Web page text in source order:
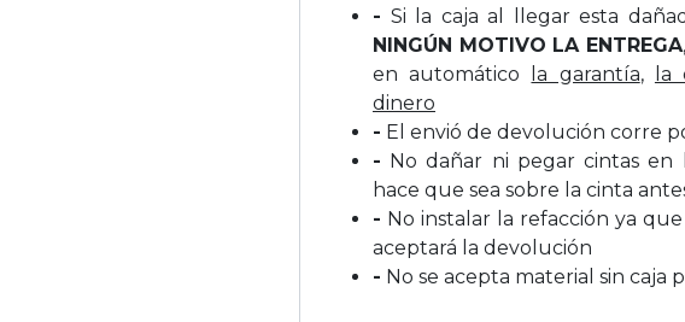
- Si la caja al llegar esta
NINGÚN MOTIVO LA ENTREGA
en automático
la garantía, la
dinero
- El envió de devolución corre
- No dañar ni pegar cintas
hace que sea sobre la cinta
- No instalar la refacción ya
aceptará la devolución
- No se acepta material sin caja